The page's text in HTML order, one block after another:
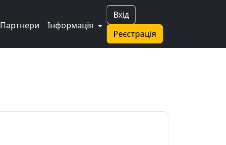
Вхід
Реєстрація
Партнери Інформація